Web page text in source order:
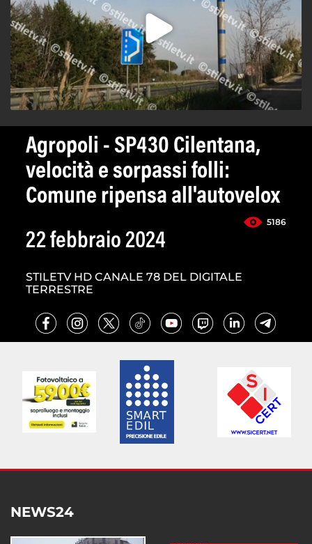
Agropoli - SP430 Cilentana,
velocità e sorpassi folli:
Comune ripensa all'autovelox
5186
22 febbraio 2024
STILETV HD CANALE 78 DEL DIGITALE
TERRESTRE
NEWS24